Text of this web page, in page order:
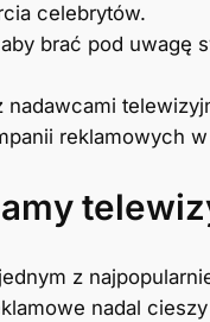
celebrytów.
brać pod uwagę
reklamowych
z
nadal